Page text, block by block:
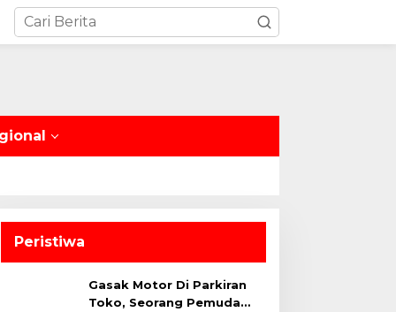
Peristiwa
Gasak Motor Di Parkiran
Toko, Seorang Pemuda